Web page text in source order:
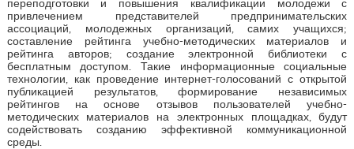
переподготовки и повышения квалификации молодежи с
привлечением представителей предпринимательских
ассоциаций, молодежных организаций, самих учащихся;
составление рейтинга учебно-методических материалов и
рейтинга авторов; создание электронной библиотеки с
бесплатным доступом. Такие информационные социальные
технологии, как проведение интернет-голосований с открытой
публикацией результатов, формирование независимых
рейтингов на основе отзывов пользователей учебно-
методических материалов на электронных площадках, будут
содействовать созданию эффективной коммуникационной
среды.